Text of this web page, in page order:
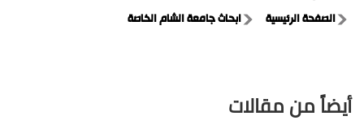
الصفحة الرئيسية ابحاث جامعة الشام الخاصة
أيضاً من مقالات